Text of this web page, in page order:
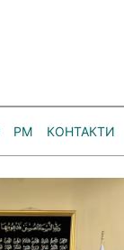
РМ КОНТАКТИ